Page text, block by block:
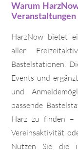
Warum
Veranstaltungen
HarzNow bietet
aller
Bastelstationen.
Events und
und
passende
Harz zu finden –
Vereinsaktivität
Nutzen Sie die